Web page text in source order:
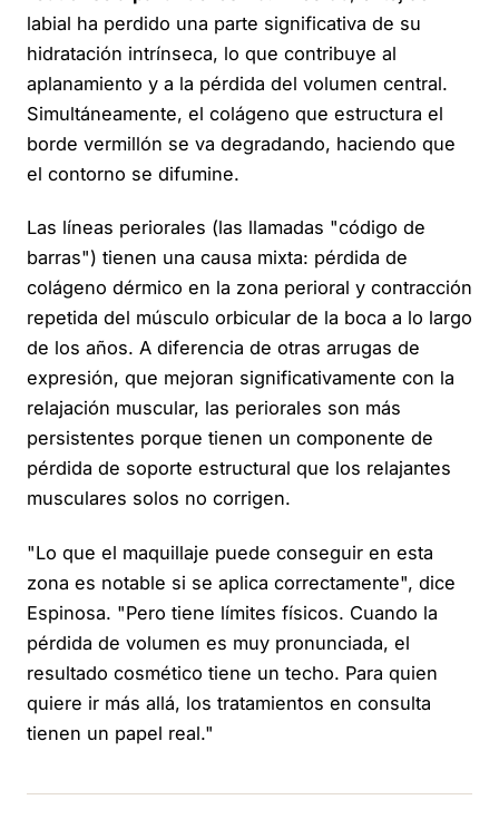
labial ha perdido una parte significativa de su
hidratación intrínseca, lo que contribuye al
aplanamiento y a la pérdida del volumen central.
Simultáneamente, el colágeno que estructura el
borde vermillón se va degradando, haciendo que
el contorno se difumine.
Las líneas periorales (las llamadas "código de
barras") tienen una causa mixta: pérdida de
colágeno dérmico en la zona perioral y contracción
repetida del músculo orbicular de la boca a lo largo
de los años. A diferencia de otras arrugas de
expresión, que mejoran significativamente con la
relajación muscular, las periorales son más
persistentes porque tienen un componente de
pérdida de soporte estructural que los relajantes
musculares solos no corrigen.
"Lo que el maquillaje puede conseguir en esta
zona es notable si se aplica correctamente", dice
Espinosa. "Pero tiene límites físicos. Cuando la
pérdida de volumen es muy pronunciada, el
resultado cosmético tiene un techo. Para quien
quiere ir más allá, los tratamientos en consulta
tienen un papel real."